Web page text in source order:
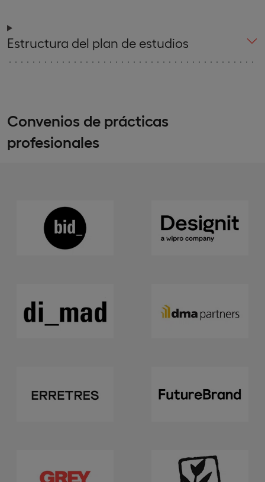
Estructura del plan de estudios
Convenios de prácticas
profesionales